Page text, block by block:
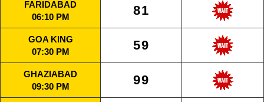
FARIDABAD
06:10 PM
81
GOA KING
07:30 PM
59
GHAZIABAD
09:30 PM
99